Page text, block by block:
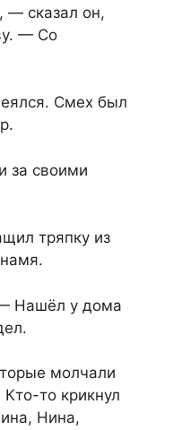
— сказал он,
— Со
Смех был
за своими
тряпку из
Нашёл у дома
молчали
то крикнул
Нина,